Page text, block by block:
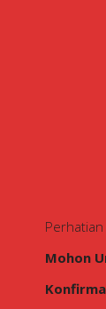
Perhatian
Mohon